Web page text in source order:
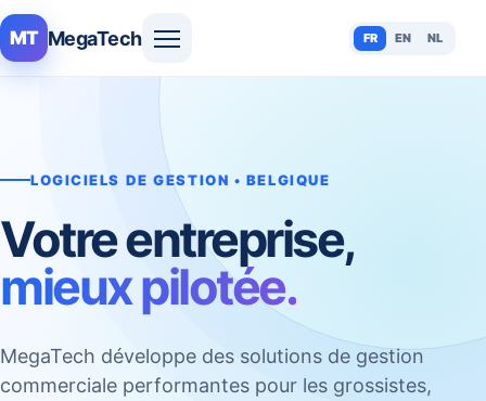
MT MegaTech FR EN NL
LOGICIELS DE GESTION • BELGIQUE
Votre entreprise,
mieux pilotée.
MegaTech développe des solutions de gestion
commerciale performantes pour les grossistes,